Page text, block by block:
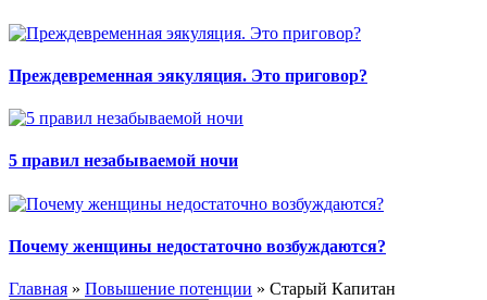
Преждевременная эякуляция. Это приговор?
5 правил незабываемой ночи
Почему женщины недостаточно возбуждаются?
Главная » Повышение потенции » Старый Капитан